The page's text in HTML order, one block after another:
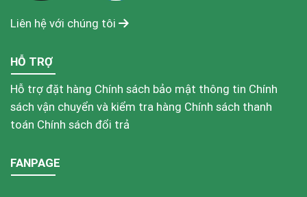
Liên hệ với chúng tôi
HỖ TRỢ
Hỗ trợ đặt hàng Chính sách bảo mật thông tin Chính
sách vận chuyển và kiểm tra hàng Chính sách thanh
toán Chính sách đổi trả
FANPAGE